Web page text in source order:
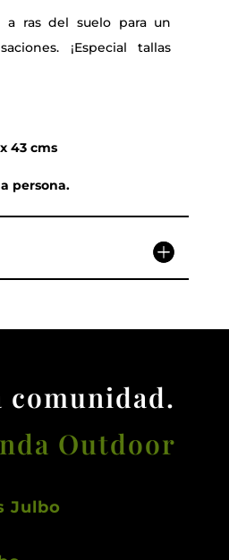
a ras del suelo para un
¡Especial tallas
43 cms
persona.
comunidad.
Outdoor
Julbo